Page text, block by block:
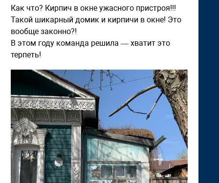
Как что? Кирпич в окне ужасного пристроя!!!
Такой шикарный домик и кирпичи в окне! Это
вообще законно?!
В этом году команда решила — хватит это
терпеть!